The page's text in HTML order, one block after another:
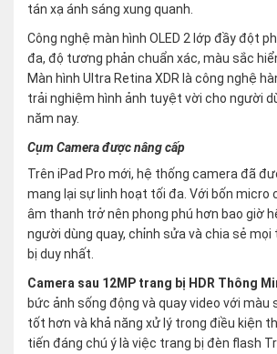
tán xạ ánh sáng xung quanh.
Công nghệ màn hình OLED 2 lớp đầy đột
đa, độ tương phản chuẩn xác, màu sắc
Màn hình Ultra Retina XDR là công nghệ
trải nghiệm hình ảnh tuyệt vời cho người
năm nay.
Cụm Camera được nâng cấp
Trên iPad Pro mới, hệ thống camera đã
mang lại sự linh hoạt tối đa. Với bốn micro
âm thanh trở nên phong phú hơn bao giờ
người dùng quay, chỉnh sửa và chia sẻ
bị duy nhất.
Camera sau 12MP trang bị HDR Thông
bức ảnh sống động và quay video với màu
tốt hơn và khả năng xử lý trong điều kiện
tiến đáng chú ý là việc trang bị đèn flash